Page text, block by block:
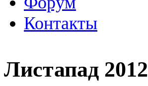
Контакты
Листапад 2012